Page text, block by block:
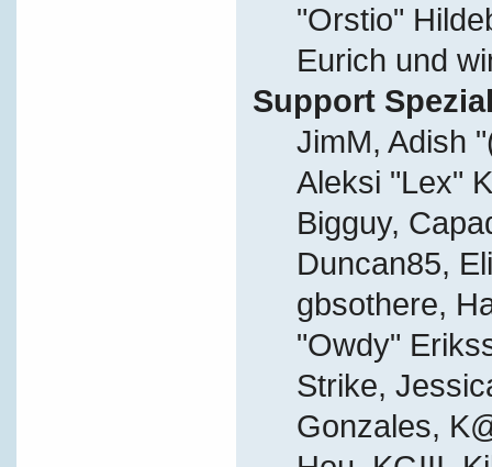
"Orstio"
Eurich und
Support
JimM, Adish
Aleksi "Lex"
Bigguy,
Duncan85,
gbsothere,
"Owdy"
Strike,
Gonzales,